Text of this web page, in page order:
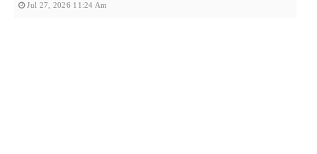
Jul 27, 2026 11:24 Am